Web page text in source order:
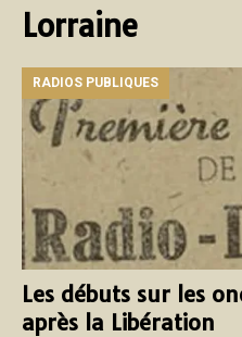
Lorraine
RADIOS PUBLIQUES
Les débuts sur les
après la Libération